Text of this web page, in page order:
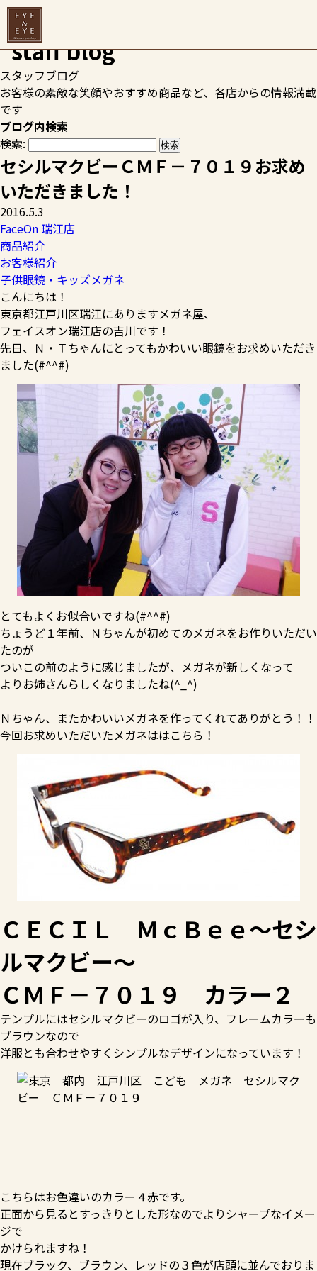
HOME>
ＭＦ－７０１９お求めいただきました！
スタッフブログ
お客様の素敵な笑顔やおすすめ商品など、各店からの情報満載
です
ブログ内検索
検索:
セシルマクビーＣＭＦ－７０１９お求め
いただきました！
2016.5.3
FaceOn 瑞江店
商品紹介
お客様紹介
子供眼鏡・キッズメガネ
こんにちは！
東京都江戸川区瑞江にありますメガネ屋、
フェイスオン瑞江店の吉川です！
先日、Ｎ・Ｔちゃんにとってもかわいい眼鏡をお求めいただき
ました(#^^#)
とてもよくお似合いですね(#^^#)
ちょうど１年前、Ｎちゃんが初めてのメガネをお作りいただい
たのが
ついこの前のように感じましたが、メガネが新しくなって
よりお姉さんらしくなりましたね(^_^)
Ｎちゃん、またかわいいメガネを作ってくれてありがとう！！
今回お求めいただいたメガネははこちら！
ＣＥＣＩＬ ＭｃＢｅｅ～セシ
ルマクビー～
ＣＭＦ－７０１９ カラー２
テンプルにはセシルマクビーのロゴが入り、フレームカラーも
ブラウンなので
洋服とも合わせやすくシンプルなデザインになっています！
こちらはお色違いのカラー４赤です。
正面から見るとすっきりとした形なのでよりシャープなイメー
ジで
かけられますね！
現在ブラック、ブラウン、レッドの３色が店頭に並んでおりま